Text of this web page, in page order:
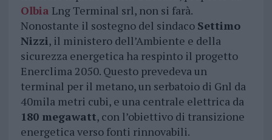
Olbia Lng Terminal srl, non si farà.
Nonostante il sostegno del sindaco Settimo
Nizzi, il ministero dell’Ambiente e della
sicurezza energetica ha respinto il progetto
Enerclima 2050. Questo prevedeva un
terminal per il metano, un serbatoio di Gnl da
40mila metri cubi, e una centrale elettrica da
180 megawatt, con l’obiettivo di transizione
energetica verso fonti rinnovabili.